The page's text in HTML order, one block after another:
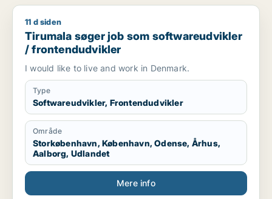
Tirumala søger job som softwareudvikler / frontendudvikler
11 d siden
Tirumala søger job som softwareudvikler
/ frontendudvikler
I would like to live and work in Denmark.
Type
Softwareudvikler, Frontendudvikler
Område
Storkøbenhavn, København, Odense, Århus,
Aalborg, Udlandet
Mere info